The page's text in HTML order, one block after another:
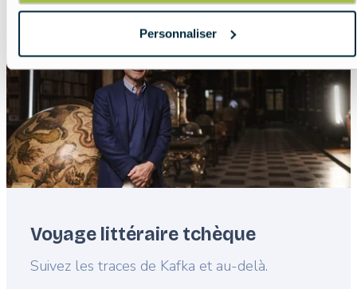
Personnaliser
image
Voyage littéraire tchèque
Lead
Suivez les traces de Kafka et au-delà.